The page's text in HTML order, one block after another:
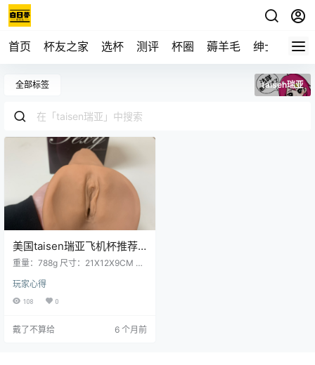
首页 杯友之家 选杯 测评 杯圈 薅羊毛 绅士 视频
全部标签 taisen瑞亚
美国taisen瑞亚飞机杯推荐
名器真人倒模男用飞机杯图
重量：788g 尺寸：21X12X9CM 各
的，今天要介绍的这一款名器瑞
亚，它能给我们实现俯冲这一动
人，因为面积大，所以你无论怎么
玩家心得
108 0
戴了不算给 6 个月前